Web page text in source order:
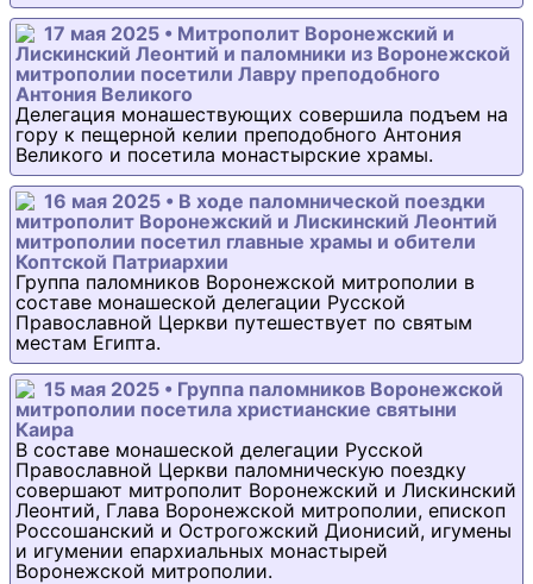
17 мая 2025 • Митрополит Воронежский и
Лискинский Леонтий и паломники из Воронежской
митрополии посетили Лавру преподобного
Антония Великого
Делегация монашествующих совершила подъем на
гору к пещерной келии преподобного Антония
Великого и посетила монастырские храмы.
16 мая 2025 • В ходе паломнической поездки
митрополит Воронежский и Лискинский Леонтий
митрополии посетил главные храмы и обители
Коптской Патриархии
Группа паломников Воронежской митрополии в
составе монашеской делегации Русской
Православной Церкви путешествует по святым
местам Египта.
15 мая 2025 • Группа паломников Воронежской
митрополии посетила христианские святыни
Каира
В составе монашеской делегации Русской
Православной Церкви паломническую поездку
совершают митрополит Воронежский и Лискинский
Леонтий, Глава Воронежской митрополии, епископ
Россошанский и Острогожский Дионисий, игумены
и игумении епархиальных монастырей
Воронежской митрополии.